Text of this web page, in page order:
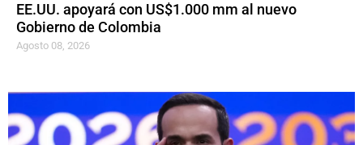
EE.UU. apoyará con US$1.000 mm al nuevo
Gobierno de Colombia
Agosto 08, 2026